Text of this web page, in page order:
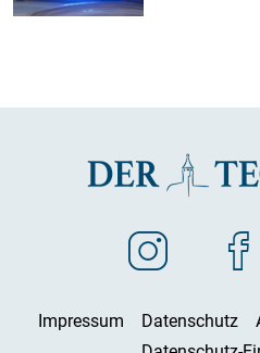
Impressum Datenschutz